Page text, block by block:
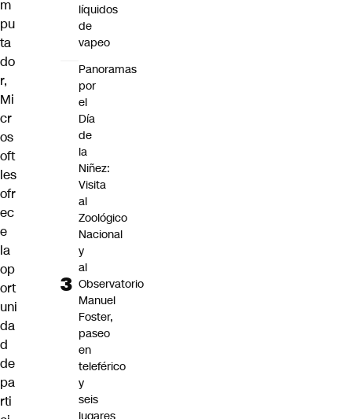
m
pu
ta
do
r,
Mi
cr
os
oft
les
ofr
ec
e
la
op
ort
uni
da
d
de
pa
rti
líquidos
de
vapeo
Panoramas
por
el
Día
de
la
Niñez:
Visita
al
Zoológico
Nacional
y
al
Observatorio
Manuel
Foster,
paseo
en
teleférico
y
seis
lugares